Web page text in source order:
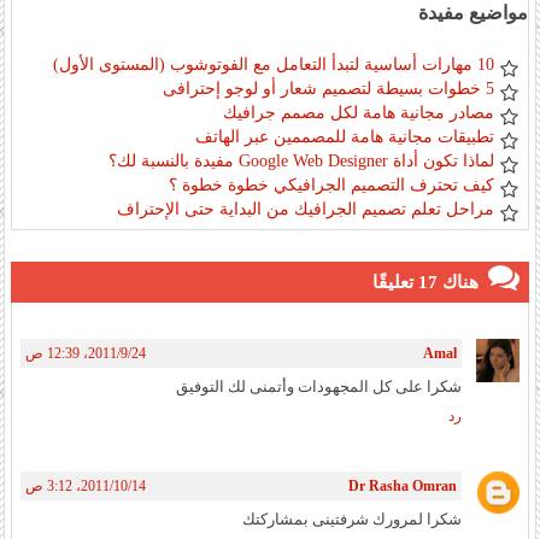
مواضيع مفيدة
10 مهارات أساسية لتبدأ التعامل مع الفوتوشوب (المستوى الأول)
5 خطوات بسيطة لتصميم شعار أو لوجو إحترافى
مصادر مجانية هامة لكل مصمم جرافيك
تطبيقات مجانية هامة للمصممين عبر الهاتف
لماذا تكون أداة Google Web Designer مفيدة بالنسبة لك؟
كيف تحترف التصميم الجرافيكي خطوة خطوة ؟
مراحل تعلم تصميم الجرافيك من البداية حتى الإحتراف
هناك 17 تعليقًا
Amal 24‏/9‏/2011، 12:39 ص
شكرا على كل المجهودات وأتمنى لك التوفيق
رد
Dr Rasha Omran 14‏/10‏/2011، 3:12 ص
شكرا لمرورك شرفتينى بمشاركتك